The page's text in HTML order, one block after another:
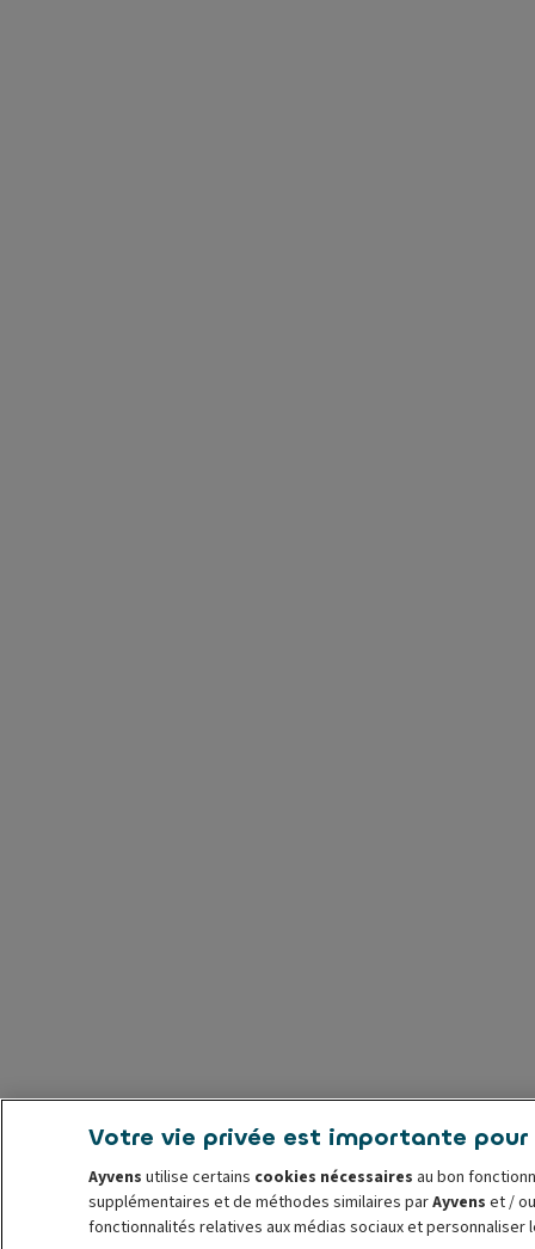
Votre vie privée est importante pour
Ayvens utilise certains cookies nécessaires au bon
supplémentaires et de méthodes similaires parAyvens et /
fonctionnalités relatives aux médias sociaux et